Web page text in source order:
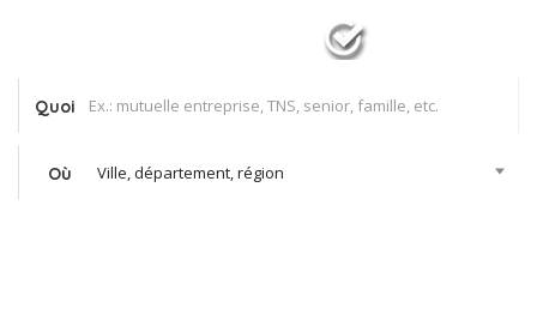
Quoi
Où Ville, département, région